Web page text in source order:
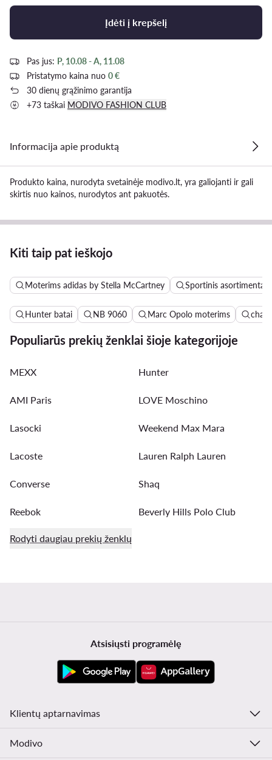
Įdėti į krepšelį
Pas jus: P, 10.08 - A, 11.08
Pristatymo kaina nuo 0 €
30 dienų grąžinimo garantija
+73 taškai MODIVO FASHION CLUB
Informacija apie produktą
Produkto kaina, nurodyta svetainėje modivo.lt, yra galiojanti ir gali
skirtis nuo kainos, nurodytos ant pakuotės.
Kiti taip pat ieškojo
Moterims adidas by Stella McCartney Sportinis asortimentas
Hunter batai NB 9060 Marc Opolo moterims
Populiarūs prekių ženklai šioje kategorijoje
MEXX Hunter
AMI Paris LOVE Moschino
Lasocki Weekend Max Mara
Lacoste Lauren Ralph Lauren
Converse Shaq
Reebok Beverly Hills Polo Club
Rodyti daugiau prekių ženklų
Atsisiųsti programėlę
Klientų aptarnavimas
Modivo